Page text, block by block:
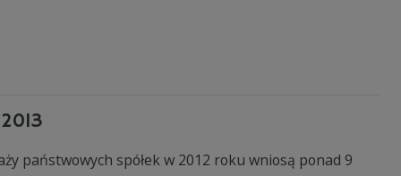
państwowych spółek w 2012 roku wniosą ponad 9